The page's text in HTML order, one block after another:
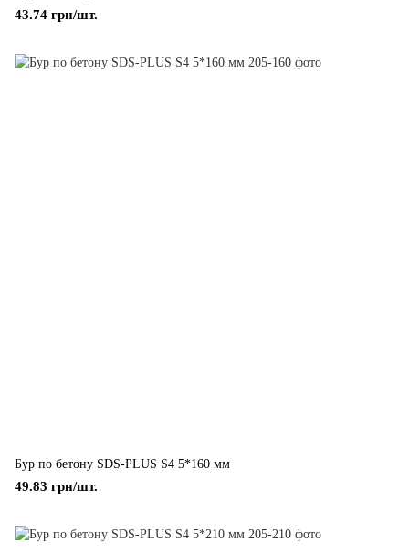
43.74 грн/шт.
Бур по бетону SDS-PLUS S4 5*160 мм
49.83 грн/шт.